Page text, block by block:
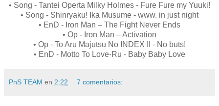
• Song - Tantei Operta Milky Holmes - Fure Fure my Yuuki!
• Song - Shinryaku! Ika Musume - www. in just night
• EnD - Iron Man – The Fight Never Ends
• Op - Iron Man – Activation
• Op - To Aru Majutsu No INDEX II - No buts!
• EnD - Motto To Love-Ru - Baby Baby Love
PnS TEAM en 2:22 7 comentarios: